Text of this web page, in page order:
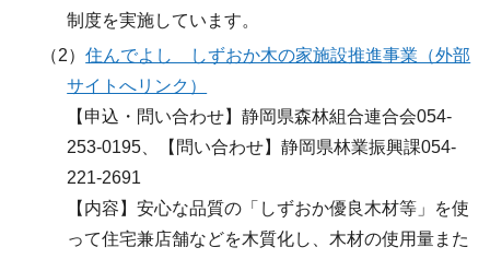
制度を実施しています。
（2）住んでよし しずおか木の家施設推進事業（外部
サイトへリンク）
【申込・問い合わせ】静岡県森林組合連合会054-
253-0195、【問い合わせ】静岡県林業振興課054-
221-2691
【内容】安心な品質の「しずおか優良木材等」を使
って住宅兼店舗などを木質化し、木材の使用量また